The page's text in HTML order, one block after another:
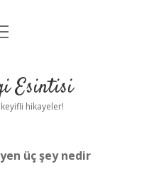
Esintisi
hikayeler!
üç şey nedir